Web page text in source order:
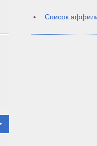
Список